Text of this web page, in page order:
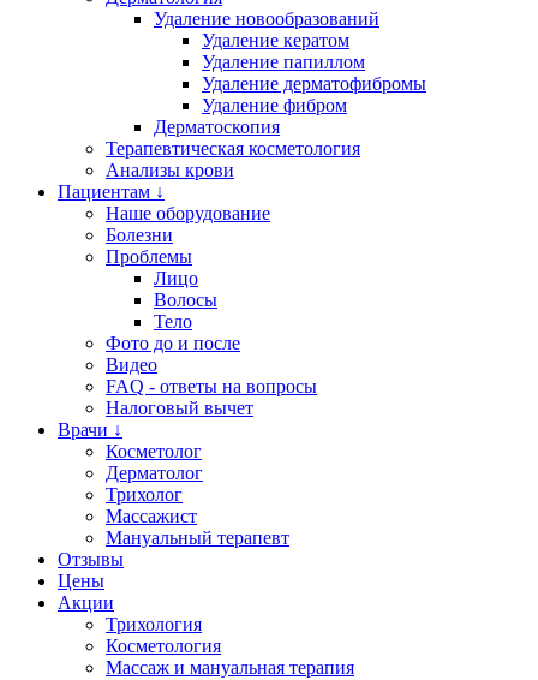
Удаление новообразований
Удаление кератом
Удаление папиллом
Удаление дерматофибромы
Удаление фибром
Дерматоскопия
Терапевтическая косметология
Анализы крови
Пациентам ↓
Наше оборудование
Болезни
Проблемы
Лицо
Волосы
Тело
Фото до и после
Видео
FAQ - ответы на вопросы
Налоговый вычет
Врачи ↓
Косметолог
Дерматолог
Трихолог
Массажист
Мануальный терапевт
Отзывы
Цены
Акции
Трихология
Косметология
Массаж и мануальная терапия